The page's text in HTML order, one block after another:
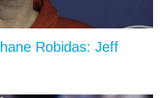
Robidas: Jeff